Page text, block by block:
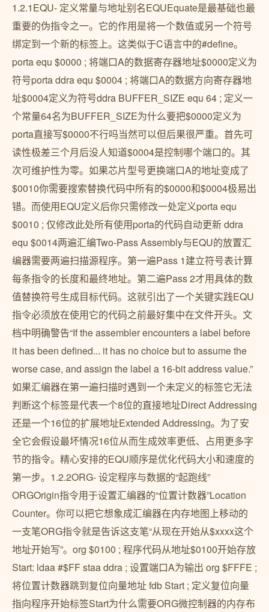
1.2.1EQU- 定义常量与地址别名EQUEquate是最基础也最
重要的伪指令之一。它的作用是将一个数值或另一个符号
绑定到一个新的标签上。这类似于C语言中的#define。
porta equ $0000 ; 将端口A的数据寄存器地址$0000定义为
符号porta ddra equ $0004 ; 将端口A的数据方向寄存器地
址$0004定义为符号ddra BUFFER_SIZE equ 64 ; 定义一
个常量64名为BUFFER_SIZE为什么要把$0000定义为
porta直接写$0000不行吗当然可以但后果很严重。首先可
读性极差三个月后没人知道$0004是控制哪个端口的。其
次可维护性为零。如果芯片型号更换端口A的地址变成了
$0010你需要搜索替换代码中所有的$0000和$0004极易出
错。而使用EQU定义后你只需修改一处定义porta equ
$0010 ; 仅修改此处所有使用porta的代码自动更新 ddra
equ $0014两遍汇编Two-Pass Assembly与EQU的放置汇
编器需要两遍扫描源程序。第一遍Pass 1建立符号表计算
每条指令的长度和最终地址。第二遍Pass 2才用具体的数
值替换符号生成目标代码。这就引出了一个关键实践EQU
指令必须放在使用它的代码之前最好集中在文件开头。文
档中明确警告“If the assembler encounters a label before
it has been defined... it has no choice but to assume the
worse case, and assign the label a 16-bit address value.”
如果汇编器在第一遍扫描时遇到一个未定义的标签它无法
判断这个标签是代表一个8位的直接地址Direct Addressing
还是一个16位的扩展地址Extended Addressing。为了安
全它会假设最坏情况16位从而生成效率更低、占用更多字
节的指令。精心安排的EQU顺序是优化代码大小和速度的
第一步。1.2.2ORG- 设定程序与数据的“起跑线”
ORGOrigin指令用于设置汇编器的“位置计数器”Location
Counter。你可以把它想象成汇编器在内存地图上移动的
一支笔ORG指令就是告诉这支笔“从现在开始从$xxxx这个
地址开始写”。org $0100 ; 程序代码从地址$0100开始存放
Start: ldaa #$FF staa ddra ; 设置端口A为输出 org $FFFE ;
将位置计数器跳到复位向量地址 fdb Start ; 定义复位向量
指向程序开始标签Start为什么需要ORG微控制器的内存布